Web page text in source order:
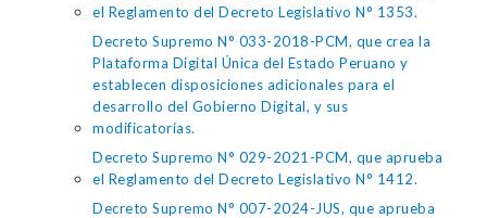
el Reglamento del Decreto Legislativo N° 1353.
Decreto Supremo N° 033-2018-PCM, que crea la
Plataforma Digital Única del Estado Peruano y
establecen disposiciones adicionales para el
desarrollo del Gobierno Digital, y sus
modificatorias.
Decreto Supremo N° 029-2021-PCM, que aprueba
el Reglamento del Decreto Legislativo N° 1412.
Decreto Supremo N° 007-2024-JUS, que aprueba